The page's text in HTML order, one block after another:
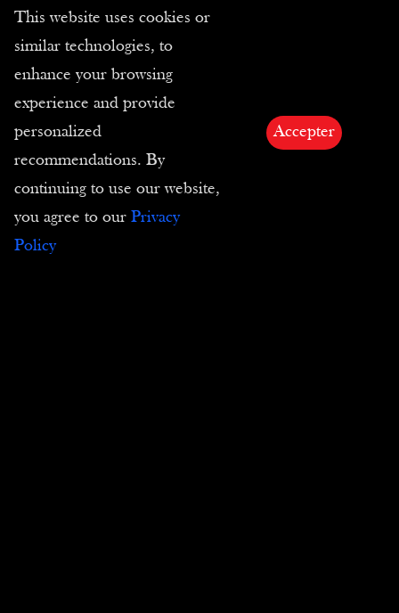
Condizioni di vendita
CGC
Resi
Diritti di immagini e testi
This website uses cookies or
similar technologies, to
enhance your browsing
experience and provide
personalized
recommendations. By
continuing to use our website,
you agree to our Privacy
Policy
Accepter